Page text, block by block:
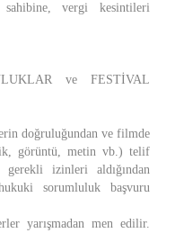
vergi kesintileri
ve FESTİVAL
doğruluğundan ve filmde
görüntü, metin vb.) telif
gerekli izinleri aldığından
sorumluluk başvuru
yarışmadan men edilir.